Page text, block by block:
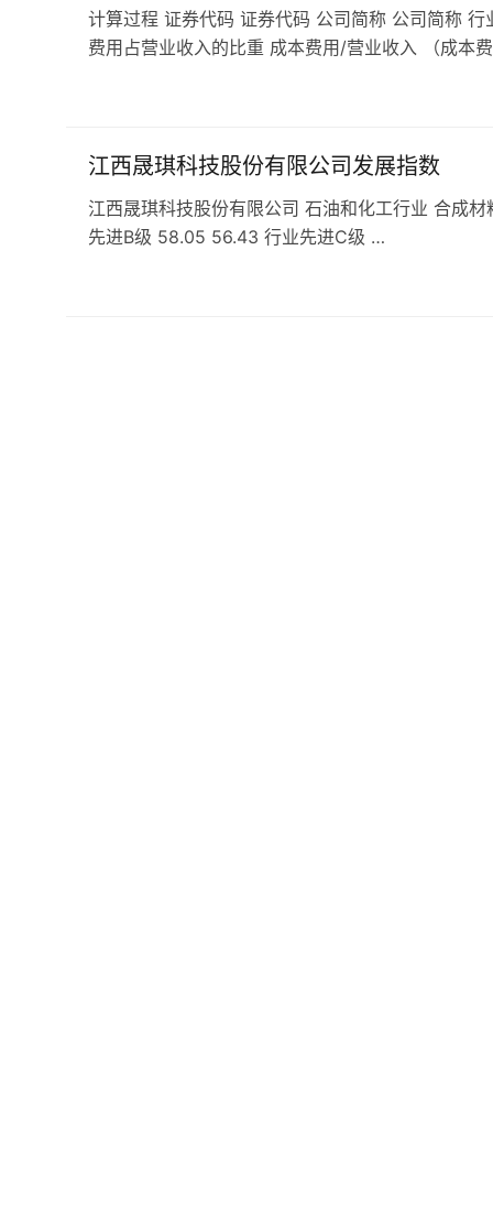
计算过程 证券代码 证券代码 公司简称 公司简称
费用占营业收入的比重 成本费用/营业收入 （成本
江西晟琪科技股份有限公司发展指数
江西晟琪科技股份有限公司 石油和化工行业 合成
先进B级 58.05 56.43 行业先进C级 …